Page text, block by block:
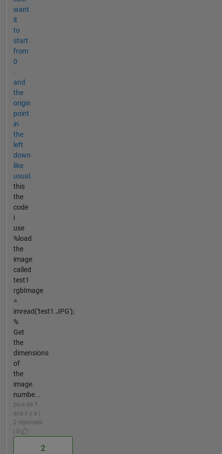
want
it
to
start
from
0
.
and
the
origin
point
in
the
left
down
like
usual.
this
the
code
i
use
%load
the
image
called
test1
rgbImage
=
imread('test1.JPG');
%
Get
the
dimensions
of
the
image.
numbe...
plus de 7
ans il y a |
2 réponses
| 0
2